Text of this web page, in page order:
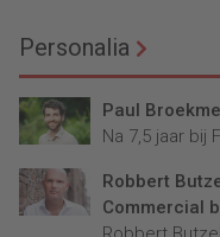
Personalia
Paul
Na 7,5 jaar bij
Robbert
Commercial